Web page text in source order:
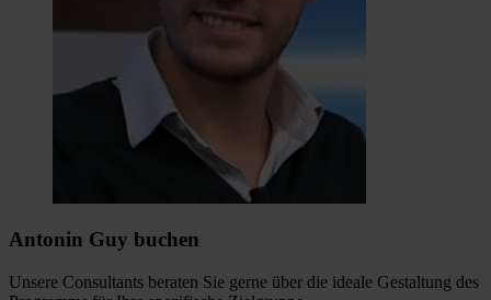
Antonin Guy buchen
Unsere Consultants beraten Sie gerne über die ideale Gestaltung des